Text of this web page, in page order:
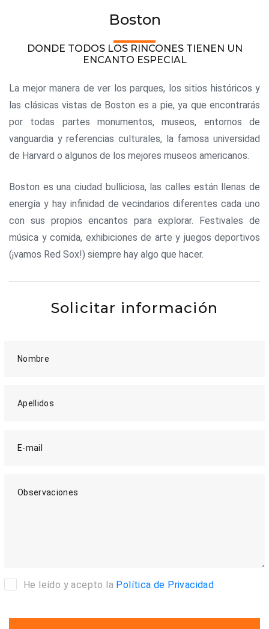
Boston
DONDE TODOS LOS RINCONES TIENEN UN
ENCANTO ESPECIAL
La mejor manera de ver los parques, los sitios históricos y
las clásicas vistas de Boston es a pie, ya que encontrarás
por todas partes monumentos, museos, entornos de
vanguardia y referencias culturales, la famosa universidad
de Harvard o algunos de los mejores museos americanos.
Boston es una ciudad bulliciosa, las calles están llenas de
energía y hay infinidad de vecindarios diferentes cada uno
con sus propios encantos para explorar. Festivales de
música y comida, exhibiciones de arte y juegos deportivos
(¡vamos Red Sox!) siempre hay algo que hacer.
Solicitar información
Nombre
Apellidos
E-mail
Observaciones
He leído y acepto la Política de Privacidad